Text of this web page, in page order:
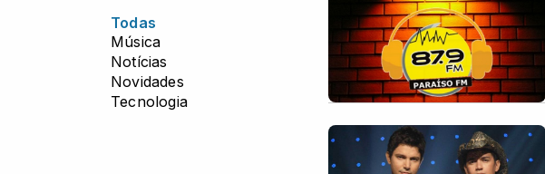
Todas
Música
Notícias
Novidades
Tecnologia